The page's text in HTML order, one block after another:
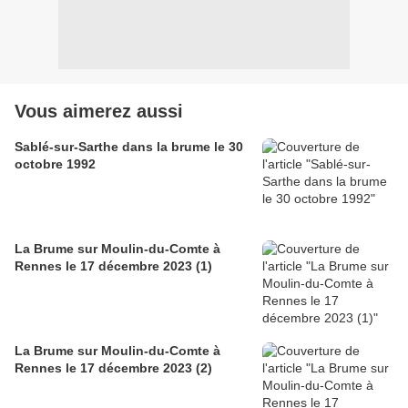
Vous aimerez aussi
Sablé-sur-Sarthe dans la brume le 30
octobre 1992
La Brume sur Moulin-du-Comte à
Rennes le 17 décembre 2023 (1)
La Brume sur Moulin-du-Comte à
Rennes le 17 décembre 2023 (2)